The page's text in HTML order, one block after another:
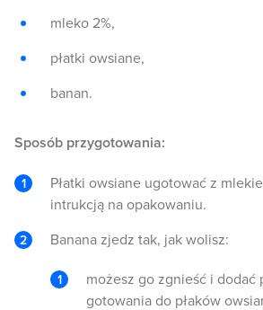
mleko 2%,
płatki owsiane,
banan.
Sposób przygotowania:
Płatki owsiane ugotować z
intrukcją na opakowaniu.
Banana zjedz tak, jak wolisz:
możesz go zgnieść i dodać
gotowania do płaków